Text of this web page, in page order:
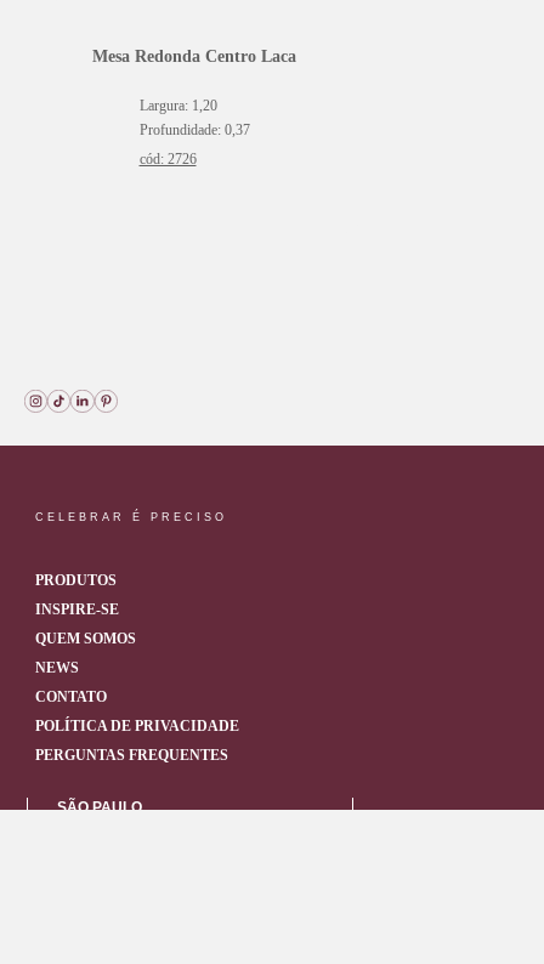
Mesa Redonda Centro Laca
Largura: 1,20
Profundidade: 0,37
cód: 2726
CELEBRAR É PRECISO
PRODUTOS
INSPIRE-SE
QUEM SOMOS
NEWS
CONTATO
POLÍTICA DE PRIVACIDADE
PERGUNTAS FREQUENTES
SÃO PAULO